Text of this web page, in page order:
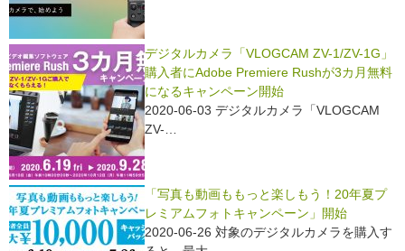
デジタルカメラ「VLOGCAM ZV-1/ZV-1G」
購入者にAdobe Premiere Rushが3カ月無料
になるキャンペーン開始
2020-06-03 デジタルカメラ「VLOGCAM
ZV-…
「写真も動画ももっと楽しもう！20年夏プ
レミアムフォトキャンペーン」開始
2020-06-26 対象のデジタルカメラを購入す